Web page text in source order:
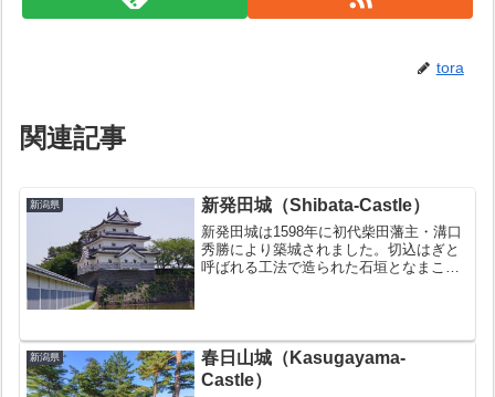
tora
関連記事
新潟県 新発田城（Shibata-Castle）
新発田城は1598年に初代柴田藩主・溝口
秀勝により築城されました。切込はぎと
呼ばれる工法で造られた石垣となまこ壁
城情報】名称新発田城...
新潟県
春日山城（Kasugayama-
Castle）